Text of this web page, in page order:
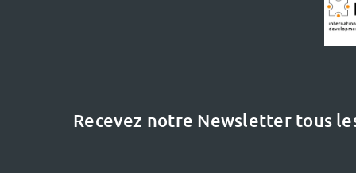
Recevez notre Newsletter tous